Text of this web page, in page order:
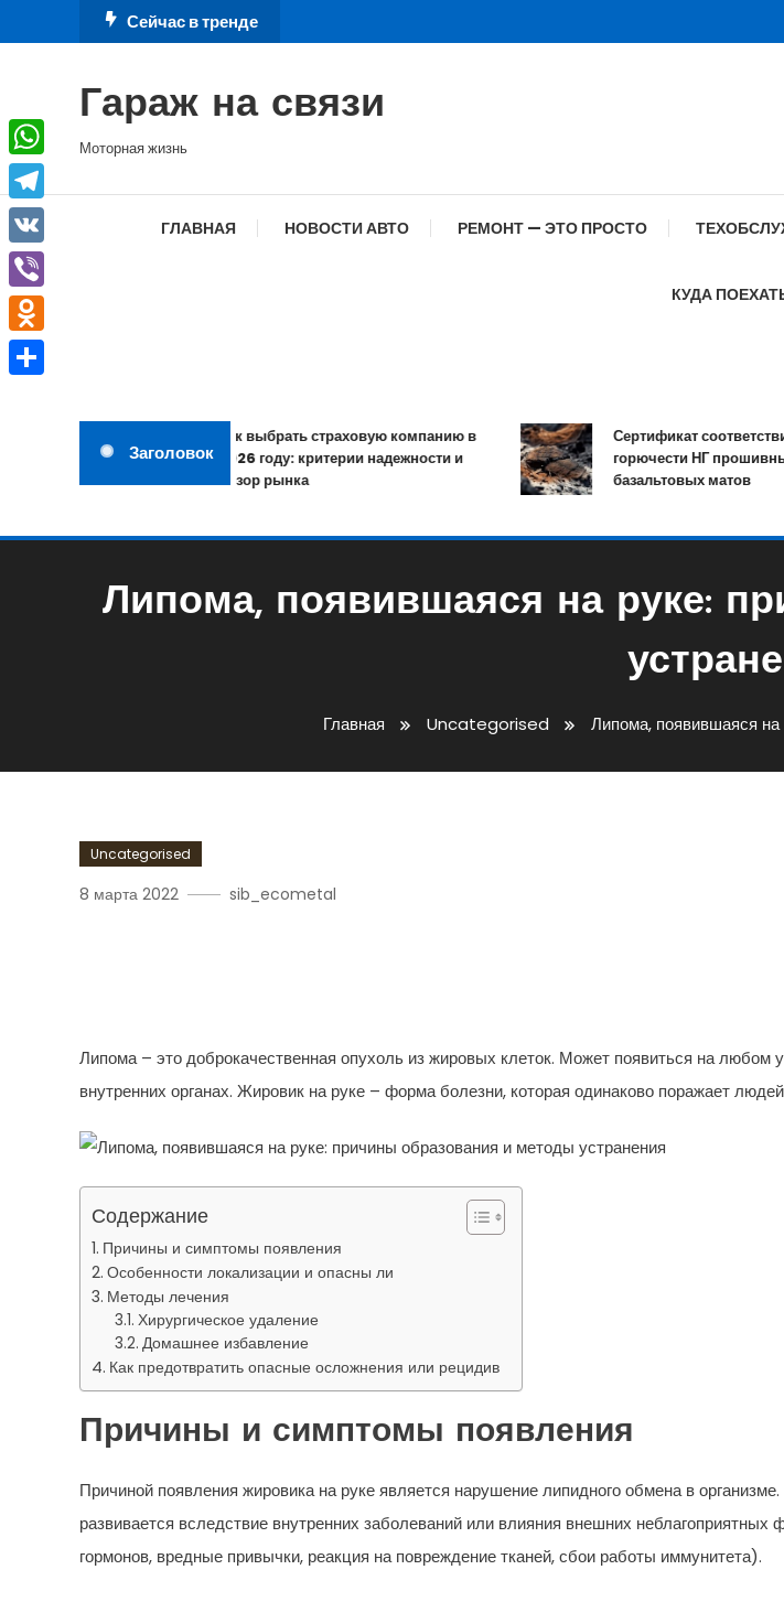
к
Сейчас в тренде
Гараж на связи
Моторная жизнь
ГЛАВНАЯ НОВОСТИ АВТО РЕМОНТ — ЭТО ПРОСТО
КУДА
Заголовок
Как выбрать страховую компанию в
2026 году: критерии надежности и
обзор рынка
Сертификат соответствия и
горючести НГ прошивных
базальтовых матов
Липома, появившаяся на руке:
Главная Uncategorised Липома, появившаяся на
Uncategorised
8 марта 2022 sib_ecometal
Липома – это доброкачественная опухоль из жировых клеток. Может появиться на любом
внутренних органах. Жировик на руке – форма болезни, которая одинаково поражает
Содержание
Причины и симптомы появления
Особенности локализации и опасны ли
Методы лечения
Хирургическое удаление
Домашнее избавление
Как предотвратить опасные осложнения или рецидив
Причины и симптомы появления
Причиной появления жировика на руке является нарушение липидного обмена в
развивается вследствие внутренних заболеваний или влияния внешних неблагоприятных
гормонов, вредные привычки, реакция на повреждение тканей, сбои работы иммунитета).
WhatsApp
Telegram
VK
Viber
Odnoklassniki